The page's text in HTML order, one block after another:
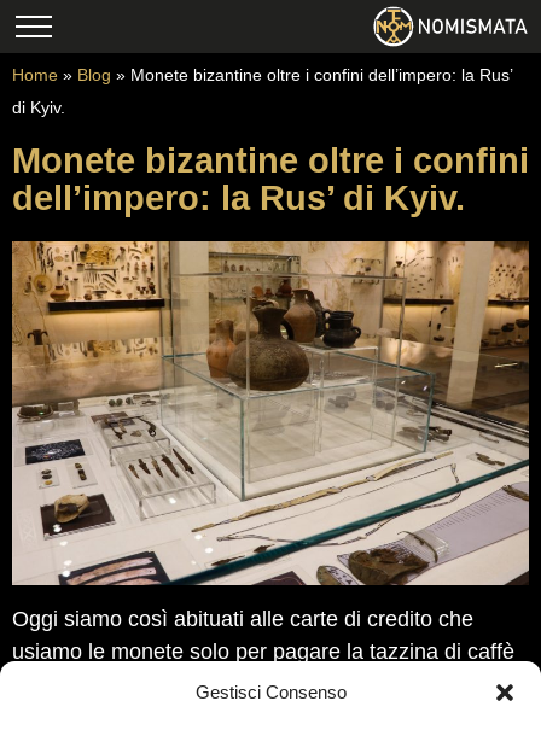
Gestisci Consenso
Home » Blog » Monete bizantine oltre i confini dell’impero: la Rus’
di Kyiv.
Monete bizantine oltre i confini
dell’impero: la Rus’ di Kyiv.
Oggi siamo così abituati alle carte di credito che
usiamo le monete solo per pagare la tazzina di caffè
al mattino o acquistare un biglietto dell’autobus.